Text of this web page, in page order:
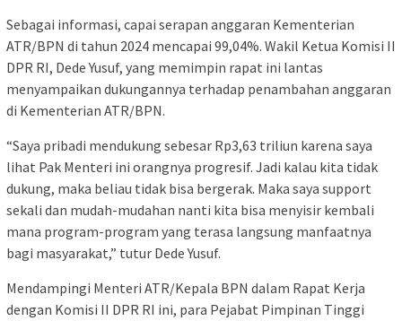
Sebagai informasi, capai serapan anggaran Kementerian
ATR/BPN di tahun 2024 mencapai 99,04%. Wakil Ketua Komisi II
DPR RI, Dede Yusuf, yang memimpin rapat ini lantas
menyampaikan dukungannya terhadap penambahan anggaran
di Kementerian ATR/BPN.
“Saya pribadi mendukung sebesar Rp3,63 triliun karena saya
lihat Pak Menteri ini orangnya progresif. Jadi kalau kita tidak
dukung, maka beliau tidak bisa bergerak. Maka saya support
sekali dan mudah-mudahan nanti kita bisa menyisir kembali
mana program-program yang terasa langsung manfaatnya
bagi masyarakat,” tutur Dede Yusuf.
Mendampingi Menteri ATR/Kepala BPN dalam Rapat Kerja
dengan Komisi II DPR RI ini, para Pejabat Pimpinan Tinggi